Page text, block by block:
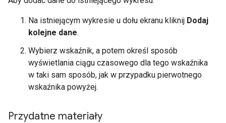
Na istniejącym wykresie u dołu ekranu kliknij Dodaj
kolejne dane.
Wybierz wskaźnik, a potem określ sposób
wyświetlania ciągu czasowego dla tego wskaźnika
w taki sam sposób, jak w przypadku pierwotnego
wskaźnika powyżej.
Przydatne materiały